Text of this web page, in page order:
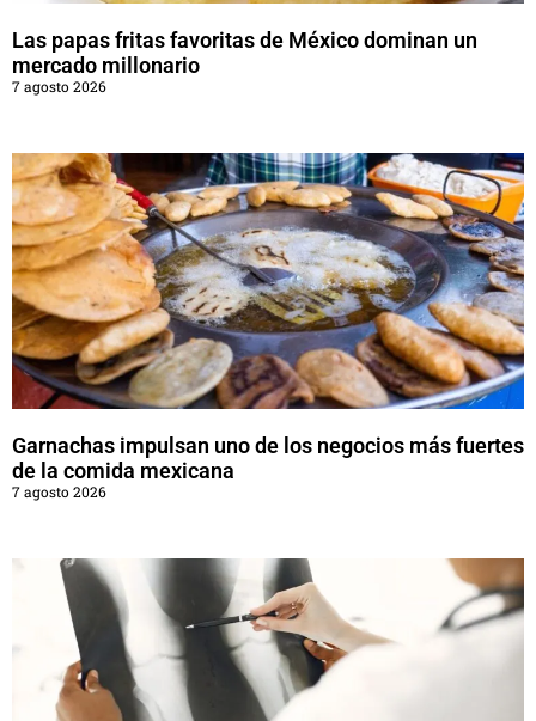
Las papas fritas favoritas de México dominan un
mercado millonario
7 agosto 2026
Garnachas impulsan uno de los negocios más fuertes
de la comida mexicana
7 agosto 2026